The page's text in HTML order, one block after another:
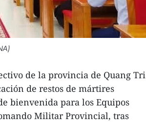
de la provincia de Quang Tri
de restos de mártires
bienvenida para los Equipos
Militar Provincial, tras